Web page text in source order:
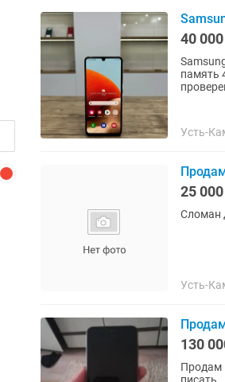
40
Samsung A32 128gb Полностью
память
Усть-
25
Сломан
Усть-
130
Продам